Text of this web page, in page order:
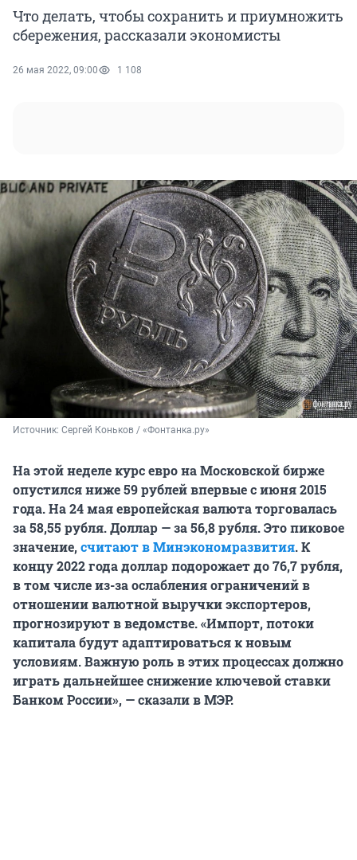
Что делать, чтобы сохранить и приумножить
сбережения, рассказали экономисты
26 мая 2022, 09:00 1 108
Источник: Сергей Коньков / «Фонтанка.ру»
На этой неделе курс евро на Московской бирже
опустился ниже 59 рублей впервые с июня 2015
года. На 24 мая европейская валюта торговалась
за 58,55 рубля. Доллар — за 56,8 рубля. Это пиковое
значение,считают в Минэкономразвития. К
концу 2022 года доллар подорожает до 76,7 рубля,
в том числе из-за ослабления ограничений в
отношении валютной выручки экспортеров,
прогнозируют в ведомстве. «Импорт, потоки
капитала будут адаптироваться к новым
условиям. Важную роль в этих процессах должно
играть дальнейшее снижение ключевой ставки
Банком России», — сказали в МЭР.